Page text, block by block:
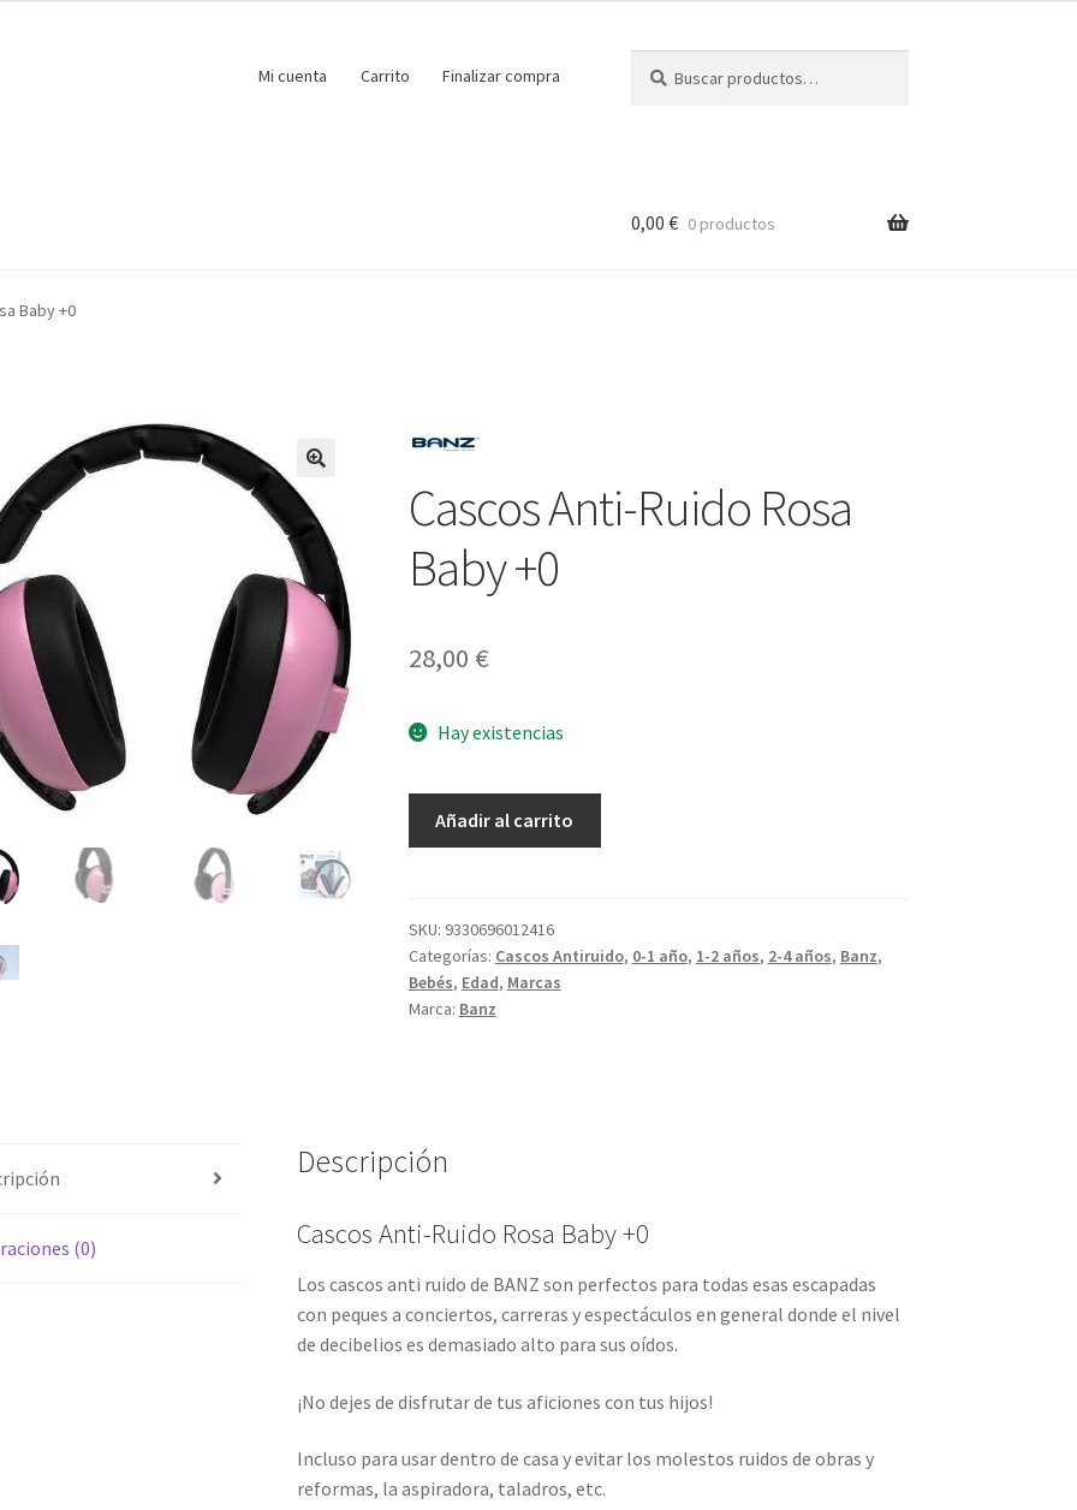
Mi cuenta Carrito Finalizar compra
por:
0,00 € 0 productos
Baby +0
Cascos Anti-Ruido Rosa
Baby +0
28,00 €
Hay existencias
Baby
+0
cantidad
Añadir al carrito
SKU: 9330696012416
Categorías: Cascos Antiruido, 0-1 año, 1-2 años, 2-4 años, Banz,
Bebés, Edad, Marcas
Marca: Banz
(0)
Descripción
Cascos Anti-Ruido Rosa Baby +0
Los cascos anti ruido de BANZ son perfectos para todas esas escapadas
con peques a conciertos, carreras y espectáculos en general donde el nivel
de decibelios es demasiado alto para sus oídos.
¡No dejes de disfrutar de tus aficiones con tus hijos!
Incluso para usar dentro de casa y evitar los molestos ruidos de obras y
reformas, la aspiradora, taladros, etc.